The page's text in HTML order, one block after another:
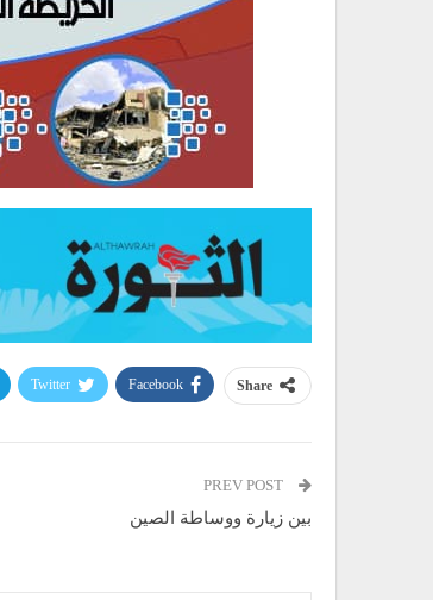
Share
Facebook
Twitter
بين زيارة ووساطة الصين